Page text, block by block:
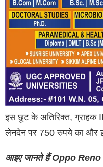
इस छूट के अतिरिक्त, ग्राहक
लेनदेन पर 750 रुपये का और
आइए जानते हैं Oppo Reno